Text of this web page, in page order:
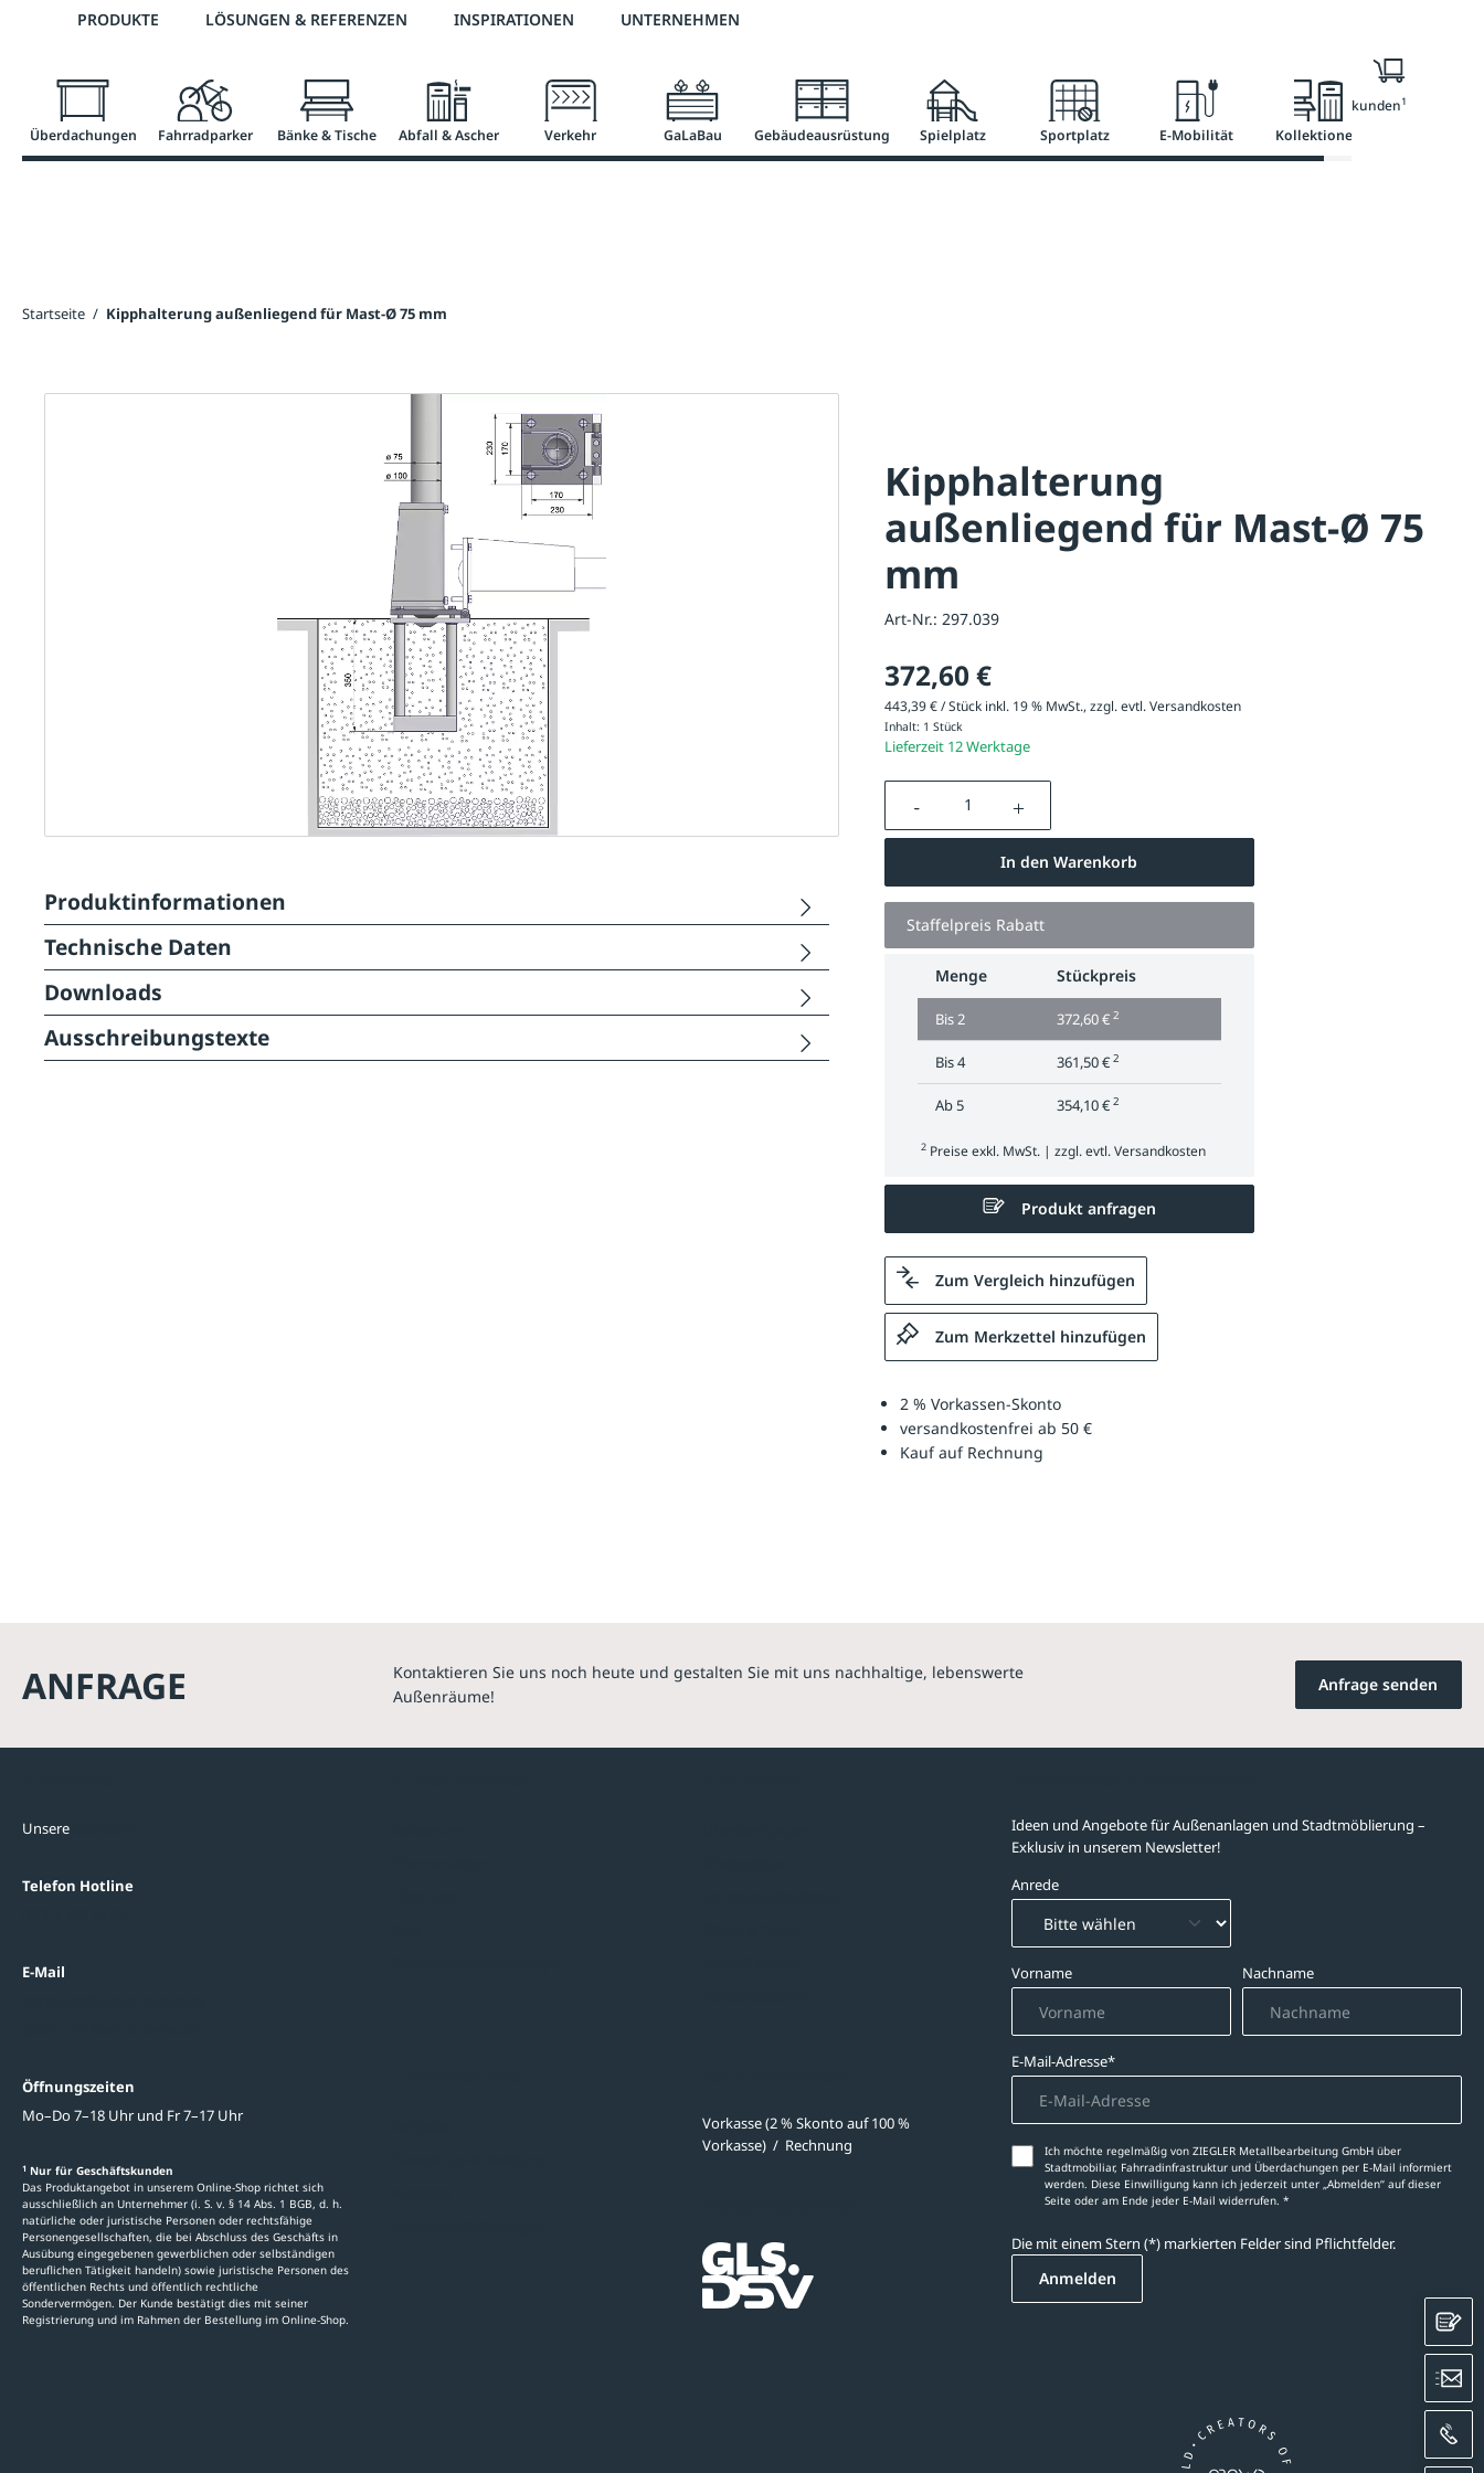
Zur Hauptnavigation springen
Telefon: 0800 / 100 49 02 2 % Vorkassen-Skonto versandkostenfrei ab 50 €
PRODUKTE LÖSUNGEN & REFERENZEN INSPIRATIONEN UNTERNEHMEN
Überdachungen Fahrradparker Bänke & Tische Abfall & Ascher Verkehr GaLaBau Gebäudeausrüstung Spielplatz Sportplatz E-Mobilität Kollektionen
Nur für Geschäftskunden1
Startseite / Kipphalterung außenliegend für Mast-Ø 75 mm
Kipphalterung
außenliegend für Mast-Ø 75
mm
Art-Nr.: 297.039
372,60 €
443,39 € / Stück inkl. 19 % MwSt., zzgl. evtl.Versandkosten
Inhalt: 1 Stück
Lieferzeit 12 Werktage
Produkt Anzahl: Gib den gewünschten Wert ein oder
In den Warenkorb
Staffelpreis Rabatt
Menge Stückpreis
Bis 2 372,60 € 2
Bis4 361,50 € 2
Ab 5 354,10 € 2
2Preise exkl. MwSt. | zzgl. evtl.Versandkosten
Produkt anfragen
Zum Vergleich hinzufügen
Zum Merkzettel hinzufügen
2 % Vorkassen-Skonto
versandkostenfrei ab 50 €
Kauf auf Rechnung
Produktinformationen
Technische Daten
Downloads
Ausschreibungstexte
ANFRAGE
Kontaktieren Sie uns noch heute und gestalten Sie mit uns nachhaltige, lebenswerte
Außenräume!
Anfrage senden
Unsere
Telefon Hotline
E-Mail
Öffnungszeiten
Mo–Do 7–18 Uhr und Fr 7–17 Uhr
1 Nur für Geschäftskunden
Das Produktangebot in unserem Online-Shop richtet sich
ausschließlich an Unternehmer (i. S. v. § 14 Abs. 1 BGB, d. h.
natürliche oder juristische Personen oder rechtsfähige
Personengesellschaften, die bei Abschluss des Geschäfts in
Ausübung eingegebenen gewerblichen oder selbständigen
beruflichen Tätigkeit handeln) sowie juristische Personen des
öffentlichen Rechts und öffentlich rechtliche
Sondervermögen. Der Kunde bestätigt dies mit seiner
Registrierung und im Rahmen der Bestellung im Online-Shop.
Vorkasse (2 % Skonto auf 100 %
Vorkasse) / Rechnung
Ideen und Angebote für Außenanlagen und Stadtmöblierung –
Exklusiv in unserem Newsletter!
Anrede
Vorname Nachname
E-Mail-Adresse*
Ich möchte regelmäßig von ZIEGLER Metallbearbeitung GmbH über
Stadtmobiliar, Fahrradinfrastruktur und Überdachungen per E-Mail informiert
werden. Diese Einwilligung kann ich jederzeit unter „Abmelden‘‘ auf dieser
Seite oder am Ende jeder E-Mail widerrufen. *
Die mit einem Stern (*) markierten Felder sind Pflichtfelder.
Anmelden